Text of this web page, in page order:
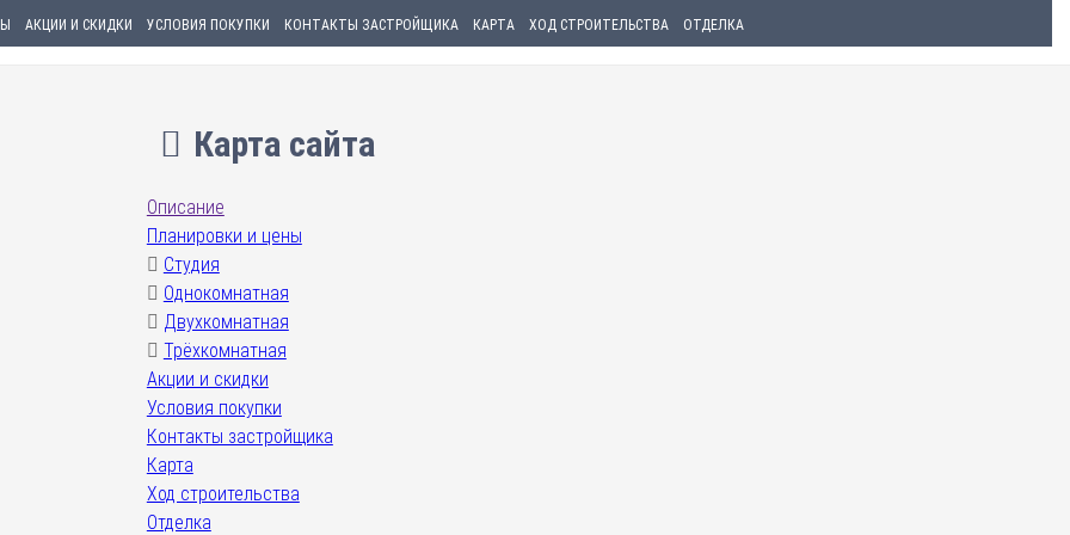
АКЦИИ И СКИДКИ УСЛОВИЯ ПОКУПКИ КОНТАКТЫ ЗАСТРОЙЩИКА КАРТА ХОД СТРОИТЕЛЬСТВА ОТДЕЛКА
Карта сайта
Описание
Планировки и цены
Студия
Однокомнатная
Двухкомнатная
Трёхкомнатная
Акции и скидки
Условия покупки
Контакты застройщика
Карта
Ход строительства
Отделка